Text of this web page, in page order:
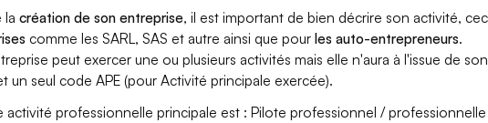
lacréation de son entreprise, il est important de bien décrire son activité,
comme les SARL, SAS et autre ainsi que pourles auto-entrepreneurs.
peut exercer une ou plusieurs activités mais elle n'aura à l'issue de
un seul code APE (pour Activité principale exercée).
activité professionnelle principale est : Pilote professionnel /